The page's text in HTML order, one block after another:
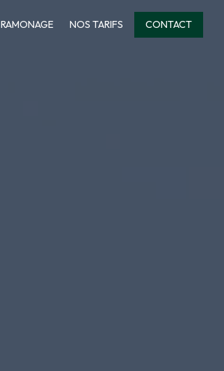
RAMONAGE NOS TARIFS CONTACT